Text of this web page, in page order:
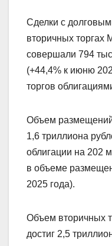
Сделки с
вторичных торгах
совершали 794
(+44,4% к июню
торгов
Объем
1,6 триллиона
облигации на 202
в объеме
2025 года).
Объем вторичных
достиг 2,5